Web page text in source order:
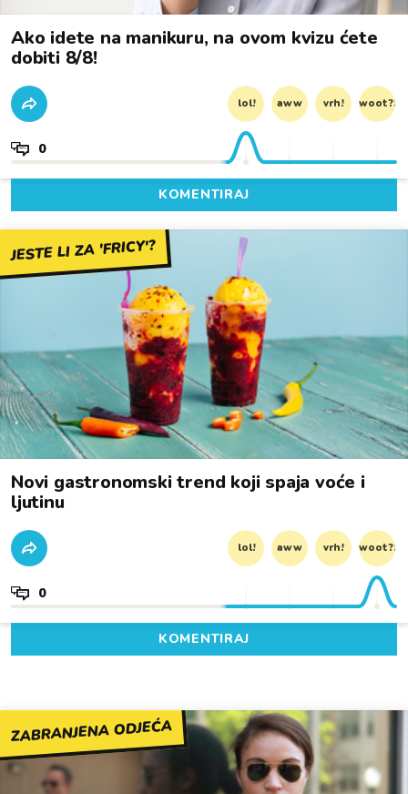
Ako idete na manikuru, na ovom kvizu ćete
dobiti 8/8!
lol! aww vrh! woot?!
0
KOMENTIRAJ
JESTE LI ZA 'FRICY'?
Novi gastronomski trend koji spaja voće i
ljutinu
lol! aww vrh! woot?!
0
KOMENTIRAJ
ZABRANJENA ODJEĆA